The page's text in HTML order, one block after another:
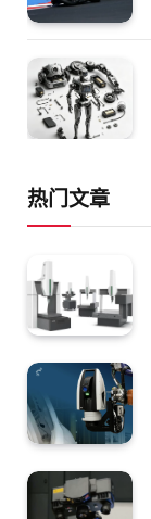
热门文章